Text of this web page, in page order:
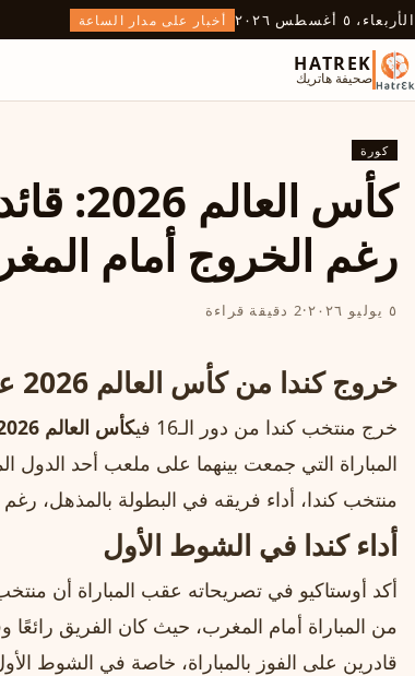
الأربعاء، ٥ أغسطس ٢٠٢٦ أخبار على مدار الساعة
HATREK
صحيفة هاتريك
كورة
كأس
رغم الخروج أمام
٥ يوليو ٢٠٢٦ ·2 دقيقة قراءة
خروج كندا من كأس العالم 2026 على يد المغرب
خرج منتخب كندا من دور الـ16 في كأس العالم 2026
المباراة التي جمعت بينهما على ملعب أحد الدول
منتخب كندا، أداء فريقه في البطولة بالمذهل،
أداء كندا في الشوط الأول
أكد أوستاكيو في تصريحاته عقب المباراة أن
من المباراة أمام المغرب، حيث كان الفريق رائعًا
قادرين على الفوز بالمباراة، خاصة في الشوط